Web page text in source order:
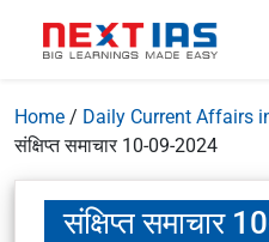
Home / Daily Current Affairs
संक्षिप्त समाचार 10-09-2024
संक्षिप्त समाचार